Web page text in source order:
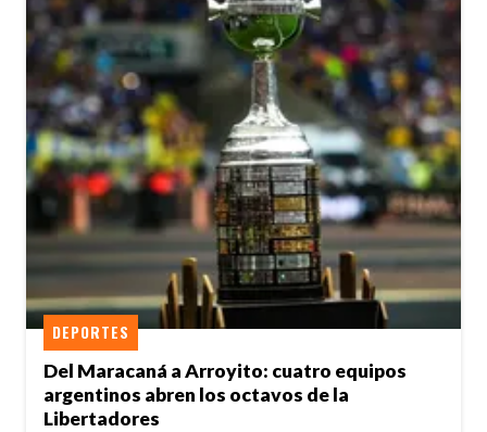
Del Maracaná a Arroyito: cuatro equipos
argentinos abren los octavos de la
Libertadores
DEPORTES